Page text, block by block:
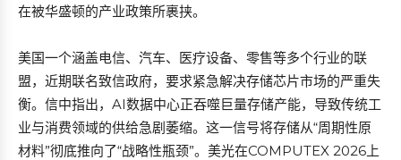
在被华盛顿的产业政策所裹挟。
美国一个涵盖电信、汽车、医疗设备、零售等多个行业的联
盟，近期联名致信政府，要求紧急解决存储芯片市场的严重失
衡。信中指出，AI数据中心正吞噬巨量存储产能，导致传统工
业与消费领域的供给急剧萎缩。这一信号将存储从“周期性原
材料”彻底推向了“战略性瓶颈”。美光在COMPUTEX 2026上